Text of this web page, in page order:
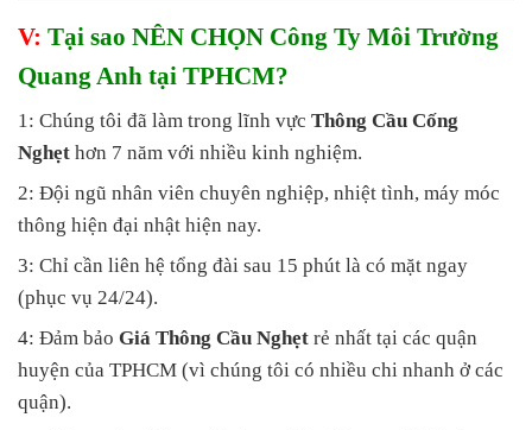
V: Tại sao NÊN CHỌN Công Ty Môi Trường
Quang Anh tại TPHCM?
1: Chúng tôi đã làm trong lĩnh vực Thông Cầu Cống
Nghẹt hơn 7 năm với nhiều kinh nghiệm.
2: Đội ngũ nhân viên chuyên nghiệp, nhiệt tình, máy móc
thông hiện đại nhật hiện nay.
3: Chỉ cần liên hệ tổng đài sau 15 phút là có mặt ngay
(phục vụ 24/24).
4: Đảm bảo Giá Thông Cầu Nghẹt rẻ nhất tại các quận
huyện của TPHCM (vì chúng tôi có nhiều chi nhanh ở các
quận).